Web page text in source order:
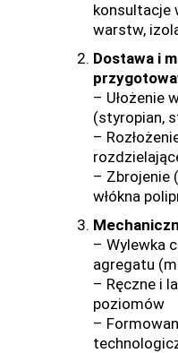
konsultacje
warstw,
Dostawa i
– Ułożenie
(styropian,
–
– Zbrojenie
włókna
– Wylewka
agregatu
– Ręczne i
poziomów
–